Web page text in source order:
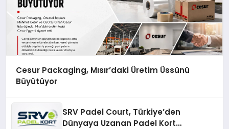
Cesur Packaging, Mısır’daki Üretim Üssünü
Büyütüyor
SRV Padel Court, Türkiye’den
Dünyaya Uzanan Padel Kort